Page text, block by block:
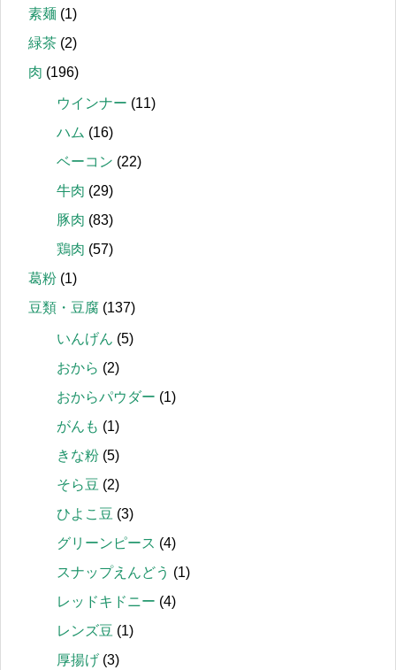
素麺 (1)
緑茶 (2)
肉 (196)
ウインナー (11)
ハム (16)
ベーコン (22)
牛肉 (29)
豚肉 (83)
鶏肉 (57)
葛粉 (1)
豆類・豆腐 (137)
いんげん (5)
おから (2)
おからパウダー (1)
がんも (1)
きな粉 (5)
そら豆 (2)
ひよこ豆 (3)
グリーンピース (4)
スナップえんどう (1)
レッドキドニー (4)
レンズ豆 (1)
厚揚げ (3)